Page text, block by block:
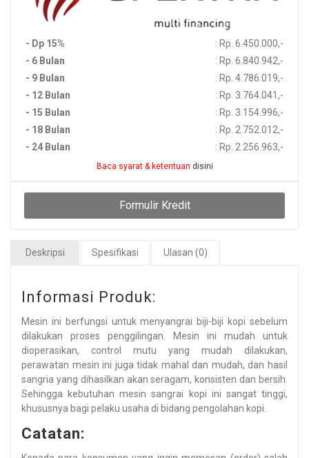
- Dp 15%
: Rp. 6.450.000,-
- 6 Bulan
: Rp. 6.840.942,-
- 9 Bulan
: Rp. 4.786.019,-
- 12 Bulan
: Rp. 3.764.041,-
- 15 Bulan
: Rp. 3.154.996,-
- 18 Bulan
: Rp. 2.752.012,-
- 24 Bulan
: Rp. 2.256.963,-
Baca syarat & ketentuan disini
Formulir Kredit
Deskripsi Spesifikasi Ulasan (0)
Informasi Produk:
Mesin ini berfungsi untuk menyangrai biji-biji kopi sebelum
dilakukan proses penggilingan. Mesin ini mudah untuk
dioperasikan, control mutu yang mudah dilakukan,
perawatan mesin ini juga tidak mahal dan mudah, dan hasil
sangria yang dihasilkan akan seragam, konsisten dan bersih.
Sehingga kebutuhan mesin sangrai kopi ini sangat tinggi,
khususnya bagi pelaku usaha di bidang pengolahan kopi.
Catatan: